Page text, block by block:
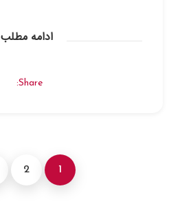
ادامه مطلب
Share:
1
2